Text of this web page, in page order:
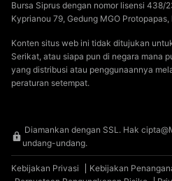
Bursa Siprus dengan nomor lisensi 438/
Kyprianou 79, Gedung MGO
Konten situs web ini tidak ditujukan
Serikat, atau siapa pun di negara mana
yang distribusi atau penggunaannya
peraturan setempat.
Diamankan dengan SSL. Hak
undang-undang.
Kebijakan Privasi
Kebijakan